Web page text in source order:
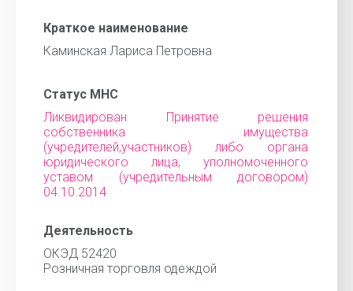
Краткое наименование
Каминская Лариса Петровна
Статус МНС
Ликвидирован Принятие решения
собственника имущества
(учредителей,участников) либо органа
юридического лица, уполномоченного
уставом (учредительным договором)
04.10.2014
Деятельность
ОКЭД 52420
Розничная торговля одеждой